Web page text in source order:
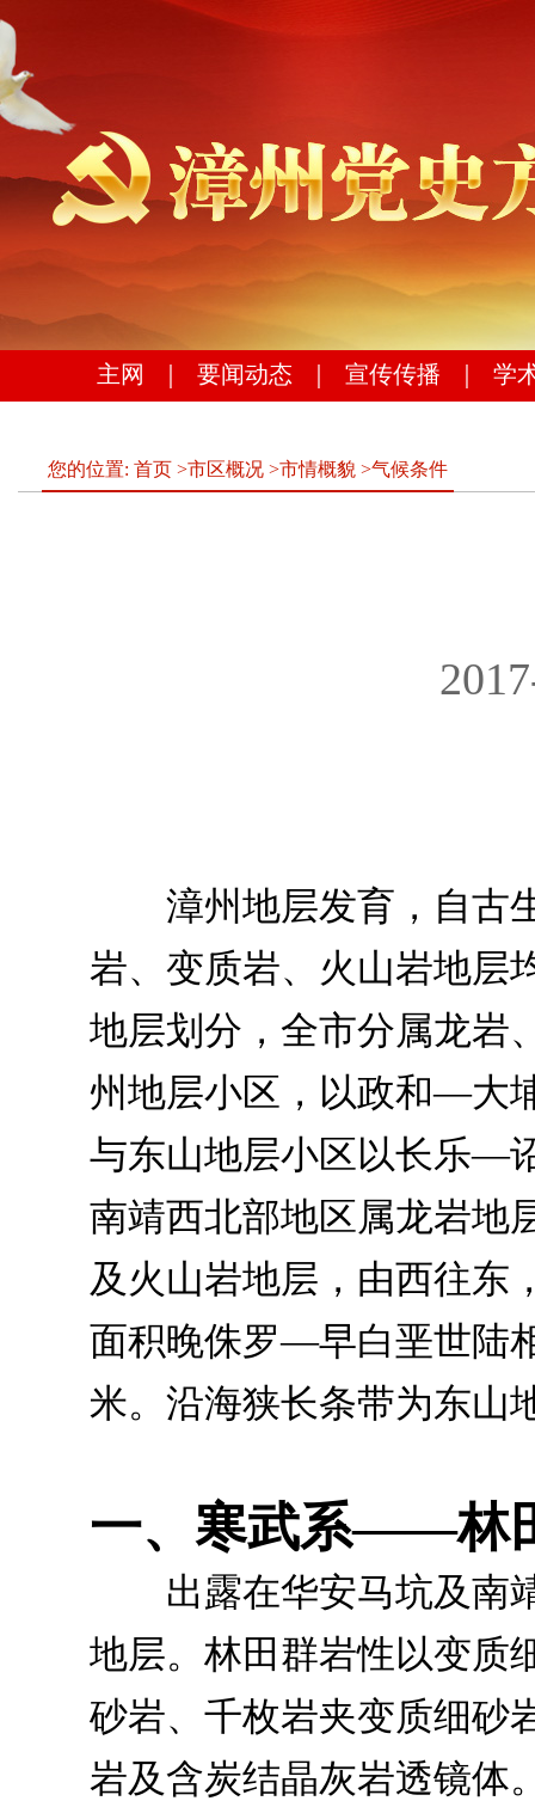
主网 要闻动态 宣传传播 学
您的位置: 首页 >市区概况 >市情概貌 >气候条件
漳州地层发育，自古生
岩、变质岩、火山岩地层
地层划分，全市分属龙
州地层小区，以政和—大
与东山地层小区以长乐—
南靖西北部地区属龙岩地
及火山岩地层，由西往
面积晚侏罗—早白垩世陆
米。沿海狭长条带为东山
一、寒武系——林
出露在华安马坑及南靖
地层。林田群岩性以变质
砂岩、千枚岩夹变质细砂
岩及含炭结晶灰岩透镜体